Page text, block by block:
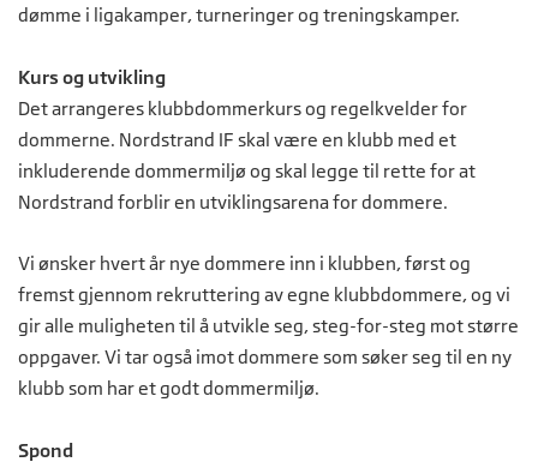
dømme i ligakamper, turneringer og treningskamper.
Kurs og utvikling
Det arrangeres klubbdommerkurs og regelkvelder for
dommerne. Nordstrand IF skal være en klubb med et
inkluderende dommermiljø og skal legge til rette for at
Nordstrand forblir en utviklingsarena for dommere.
Vi ønsker hvert år nye dommere inn i klubben, først og
fremst gjennom rekruttering av egne klubbdommere, og vi
gir alle muligheten til å utvikle seg, steg-for-steg mot større
oppgaver. Vi tar også imot dommere som søker seg til en ny
klubb som har et godt dommermiljø.
Spond